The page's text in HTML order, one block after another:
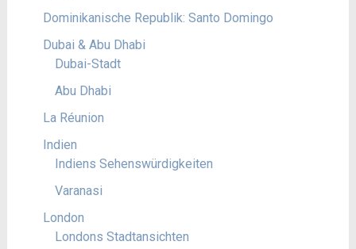
Dominikanische Republik: Santo Domingo
Dubai & Abu Dhabi
Dubai-Stadt
Abu Dhabi
La Réunion
Indien
Indiens Sehenswürdigkeiten
Varanasi
London
Londons Stadtansichten